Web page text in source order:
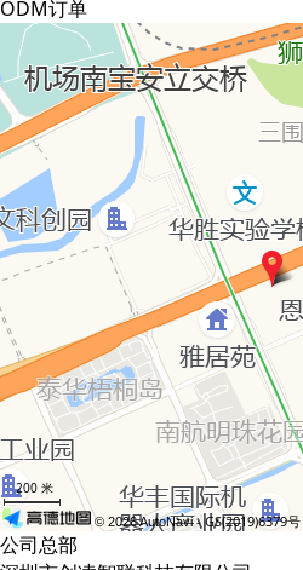
ODM订单
200 米
© 2026 AutoNavi- GS(2019)6379号
公司总部